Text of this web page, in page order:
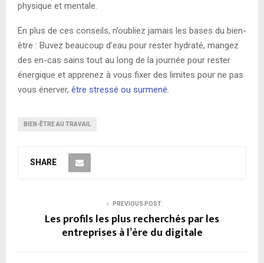
physique et mentale.
En plus de ces conseils, n’oubliez jamais les bases du bien-
être : Buvez beaucoup d’eau pour rester hydraté, mangez
des en-cas sains tout au long de la journée pour rester
énergique et apprenez à vous fixer des limites pour ne pas
vous énerver, être stressé ou surmené.
BIEN-ÊTRE AU TRAVAIL
SHARE
PREVIOUS POST
Les profils les plus recherchés par les
entreprises à l’ère du digitale